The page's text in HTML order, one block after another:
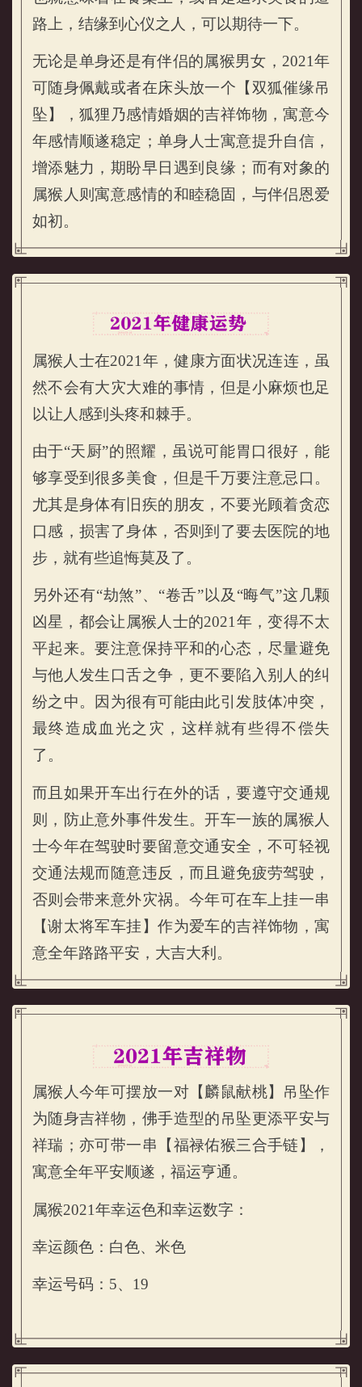
路上，结缘到心仪之人，可以期待一下。
无论是单身还是有伴侣的属猴男女，2021年
可随身佩戴或者在床头放一个【双狐催缘吊
坠】，狐狸乃感情婚姻的吉祥饰物，寓意今
年感情顺遂稳定；单身人士寓意提升自信，
增添魅力，期盼早日遇到良缘；而有对象的
属猴人则寓意感情的和睦稳固，与伴侣恩爱
如初。
属猴的人2021年健康运势
属猴人士在2021年，健康方面状况连连，虽
然不会有大灾大难的事情，但是小麻烦也足
以让人感到头疼和棘手。
由于“天厨”的照耀，虽说可能胃口很好，能
够享受到很多美食，但是千万要注意忌口。
尤其是身体有旧疾的朋友，不要光顾着贪恋
口感，损害了身体，否则到了要去医院的地
步，就有些追悔莫及了。
另外还有“劫煞”、“卷舌”以及“晦气”这几颗
凶星，都会让属猴人士的2021年，变得不太
平起来。要注意保持平和的心态，尽量避免
与他人发生口舌之争，更不要陷入别人的纠
纷之中。因为很有可能由此引发肢体冲突，
最终造成血光之灾，这样就有些得不偿失
了。
而且如果开车出行在外的话，要遵守交通规
则，防止意外事件发生。开车一族的属猴人
士今年在驾驶时要留意交通安全，不可轻视
交通法规而随意违反，而且避免疲劳驾驶，
否则会带来意外灾祸。今年可在车上挂一串
【谢太将军车挂】作为爱车的吉祥饰物，寓
意全年路路平安，大吉大利。
属猴的人2021年吉祥物
属猴人今年可摆放一对【麟鼠献桃】吊坠作
为随身吉祥物，佛手造型的吊坠更添平安与
祥瑞；亦可带一串【福禄佑猴三合手链】，
寓意全年平安顺遂，福运亨通。
属猴2021年幸运色和幸运数字：
幸运颜色：白色、米色
幸运号码：5、19